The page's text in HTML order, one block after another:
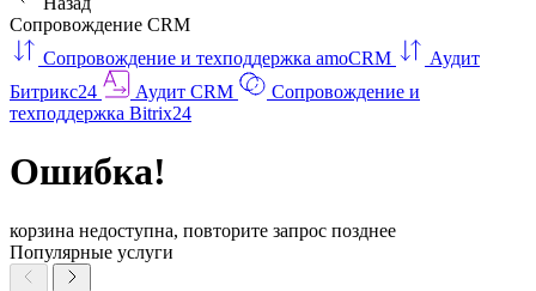
Сопровождение CRM
Сопровождение и техподдержка amoCRM
Аудит
Битрикс24
Аудит CRM
Сопровождение и
техподдержка Bitrix24
Ошибка!
корзина недоступна, повторите запрос позднее
Популярные услуги